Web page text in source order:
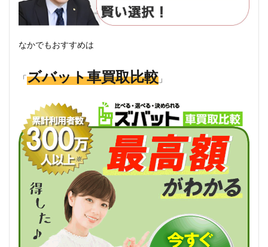
なかでもおすすめは
「ズバット車買取比較 」